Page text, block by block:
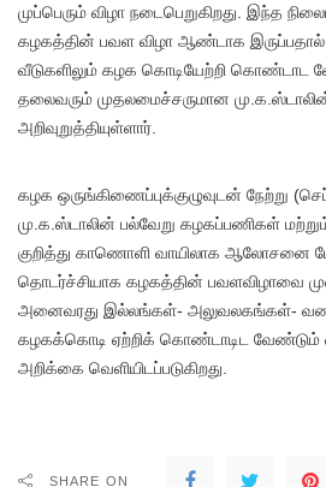
முப்பெரும் விழா நடைபெறுகிறது. இந்த
கழகத்தின் பவள விழா ஆண்டாக
வீடுகளிலும் கழக கொடியேற்றி கொண்டாட
தலைவரும் முதலமைச்சருமான
அறிவுறுத்தியுள்ளார்.
கழக ஒருங்கிணைப்புக்குழுவுடன் நேற்று
மு.க.ஸ்டாலின் பல்வேறு கழகப்பணிகள்
குறித்து காணொளி வாயிலாக
தொடர்ச்சியாக கழகத்தின் பவளவிழாவை
அனைவரது இல்லங்கள்- அலுவலகங்கள்-
கழகக்கொடி ஏற்றிக் கொண்டாடிட
அறிக்கை வெளியிடப்படுகிறது.
SHARE ON